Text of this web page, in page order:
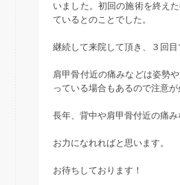
いました。初回の施術を終え
ているとのことでした。
継続して来院して頂き、３回目
肩甲骨付近の痛みなどは姿勢
っている場合もあるので注意が
長年、背中や肩甲骨付近の痛
お力になれればと思います。
お待ちしております！